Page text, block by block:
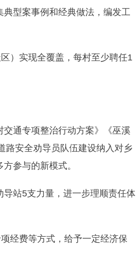
型案事例和经典做法，编发工
）实现全覆盖，每村至少聘任1
通专项整治行动方案》《巫溪
路安全劝导员队伍建设纳入对乡
参与的新模式。
站5支力量，进一步理顺责任体
经费等方式，给予一定经济保